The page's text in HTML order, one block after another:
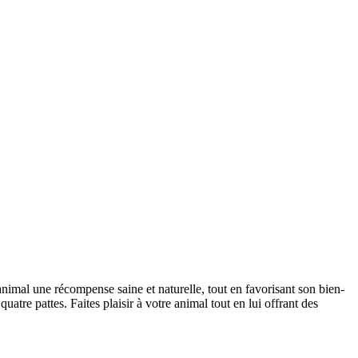
une récompense saine et naturelle, tout en favorisant son bien-
pattes. Faites plaisir à votre animal tout en lui offrant des